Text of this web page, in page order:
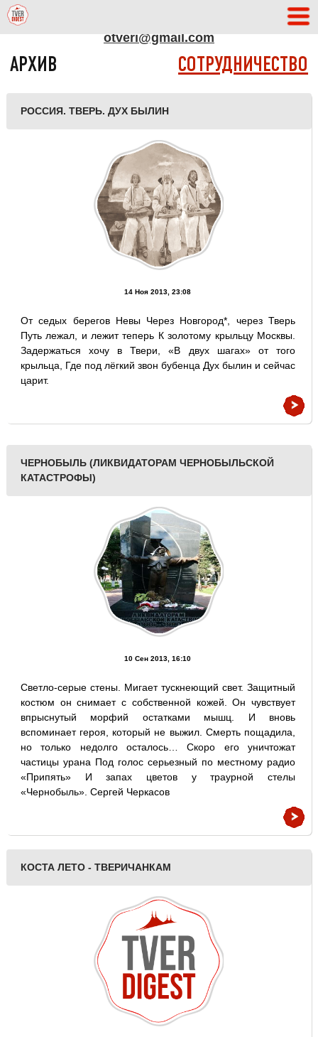
otveri@gmail.com
АРХИВ СОТРУДНИЧЕСТВО
РОССИЯ. ТВЕРЬ. ДУХ БЫЛИН
14 Ноя 2013, 23:08
От седых берегов Невы Через Новгород*, через Тверь
Путь лежал, и лежит теперь К золотому крыльцу Москвы.
Задержаться хочу в Твери, «В двух шагах» от того
крыльца, Где под лёгкий звон бубенца Дух былин и сейчас
царит.
ЧЕРНОБЫЛЬ (ЛИКВИДАТОРАМ ЧЕРНОБЫЛЬСКОЙ
КАТАСТРОФЫ)
10 Сен 2013, 16:10
Светло-серые стены. Мигает тускнеющий свет. Защитный
костюм он снимает с собственной кожей. Он чувствует
впрыснутый морфий остатками мышц. И вновь
вспоминает героя, который не выжил. Смерть пощадила,
но только недолго осталось… Скоро его уничтожат
частицы урана Под голос серьезный по местному радио
«Припять» И запах цветов у траурной стелы
«Чернобыль». Сергей Черкасов
КОСТА ЛЕТО - ТВЕРИЧАНКАМ